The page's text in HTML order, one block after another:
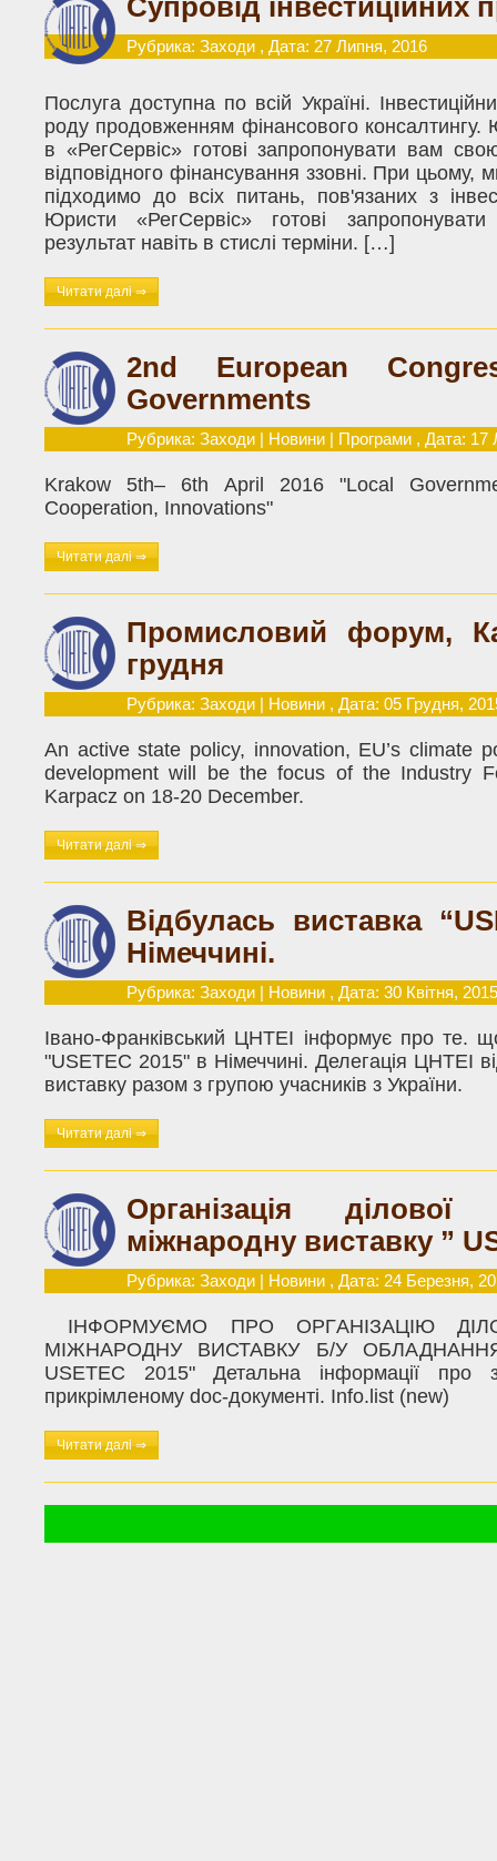
Супровід інвестиційних
Рубрика: Заходи , Дата: 27 Липня, 2016
Послуга доступна по всій Україні.
роду продовженням фінансового
в «РегСервіс» готові запропонувати вам
відповідного фінансування ззовні. При цьому,
підходимо до всіх питань, пов'язаних з
Юристи «РегСервіс» готові
результат навіть в стислі терміни. […]
Читати далі ⇒
2nd European
Governments
Рубрика: Заходи Новини Програми , Дата: 17
Krakow 5th– 6th April 2016 "Local
Cooperation, Innovations"
Читати далі ⇒
Промисловий форум,
грудня
Рубрика: Заходи Новини , Дата: 05 Грудня,
An active state policy, innovation, EU’s climate
development will be the focus of the Industry
Karpacz on 18-20 December.
Читати далі ⇒
Відбулась виставка
Німеччині.
Рубрика: Заходи Новини , Дата: 30 Квітня, 2015
Івано-Франківський ЦНТЕІ інформує про те.
"USETEC 2015" в Німеччині. Делегація ЦНТЕІ
виставку разом з групою учасників з України.
Читати далі ⇒
Організація
міжнародну виставку ”
Рубрика: Заходи Новини , Дата: 24 Березня,
ІНФОРМУЄМО ПРО ОРГАНІЗАЦІЮ
МІЖНАРОДНУ ВИСТАВКУ Б/У
USETEC 2015" Детальна інформації про
прикрімленому doc-документі. Info.list (new)
Читати далі ⇒